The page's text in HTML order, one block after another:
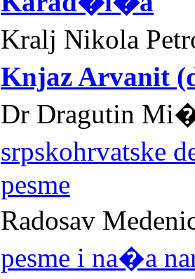
Kralj Nikola
Knjaz Arvanit
Dr Dragutin
srpskohrvatske
pesme
Radosav
pesme i na�a